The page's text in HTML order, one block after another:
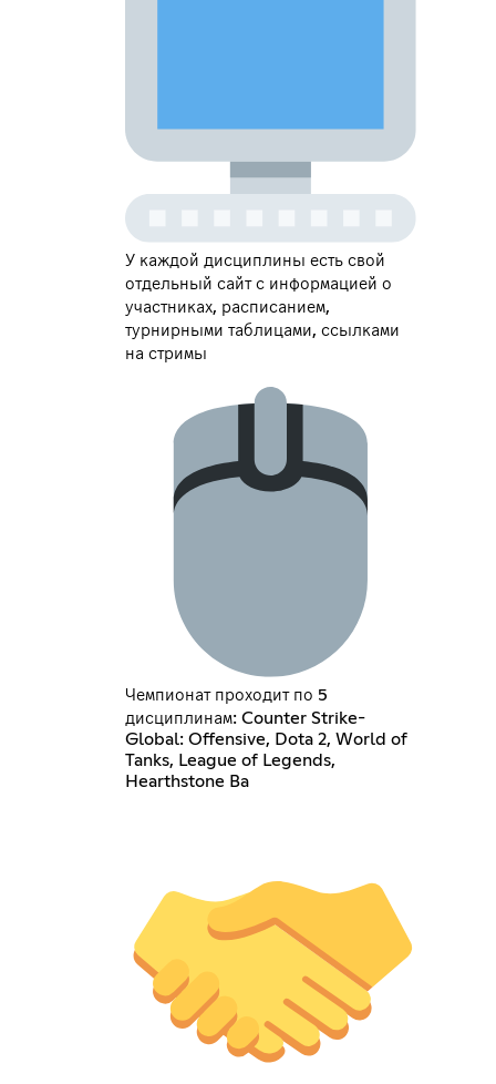
У каждой дисциплины есть свой
отдельный сайт с информацией о
участниках, расписанием,
турнирными таблицами, ссылками
на стримы
Чемпионат проходит по 5
дисциплинам: Counter Strike-
Global: Offensive, Dota 2, World of
Tanks, League of Legends,
Hearthstone Ba